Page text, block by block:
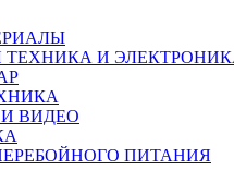
И
ВИДЕО
ПИТАНИЯ